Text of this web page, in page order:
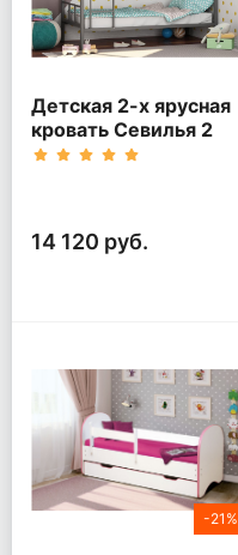
Детская 2-х ярусная
кровать Севилья 2
14 120 руб.
-21%